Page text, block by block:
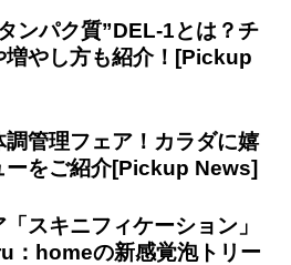
ンパク質”DEL-1とは？チ
やし方も紹介！
調管理フェア！カラダに嬉
ーをご紹介
スキニフィケーション」
：homeの新感覚泡トリー